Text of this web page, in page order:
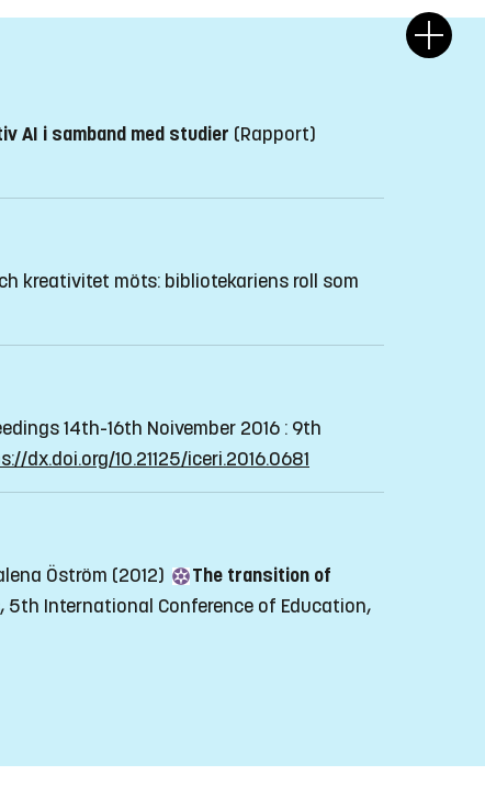
AI i samband med studier (Rapport)
kreativitet möts: bibliotekariens roll som
14th-16th Noivember 2016 : 9th
dx.doi.org/10.21125/iceri.2016.0681
Öström (2012)
The transition of
5th International Conference of Education,